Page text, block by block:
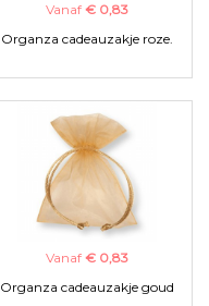
Vanaf € 0,83
Organza cadeauzakje roze.
Vanaf € 0,83
Organza cadeauzakje goud